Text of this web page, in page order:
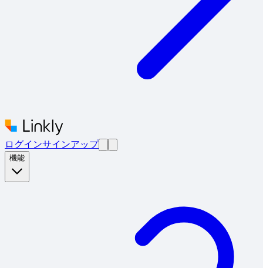
ログインサインアップ
機能